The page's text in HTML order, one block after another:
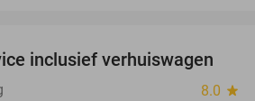
83%
inclusief verhuiswagen
8.0 star